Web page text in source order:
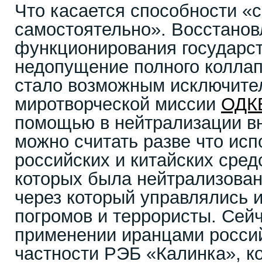
Что касается способности
самостоятельно».
функционирования
недопущение полного
стало возможным
миротворческой миссии
помощью в нейтрализации
можно считать разве что
российских и китайских
которых была
через который управлялись
погромов и террористы.
применении иранцами
частности РЭБ «Калинка»,